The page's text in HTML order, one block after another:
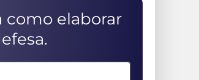
como elaborar